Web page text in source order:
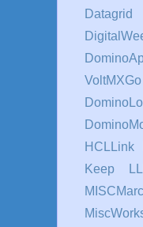
Datagrid
VoltMXGo
HCLLink
Keep